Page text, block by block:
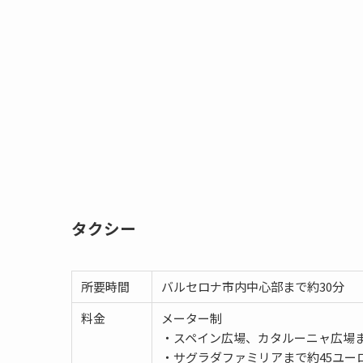
タクシー
所要時間
バルセロナ市内中心部まで約30分
料金
メーター制
・スペイン広場、カタルーニャ広場
・サグラダファミリアまで約45ユー